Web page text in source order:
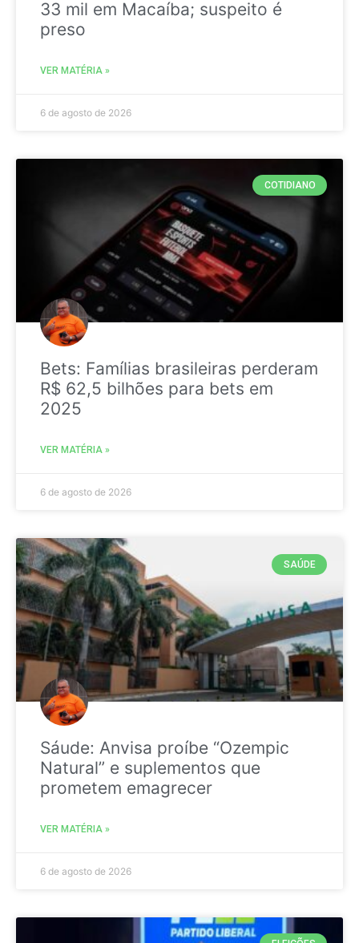
33 mil em Macaíba; suspeito é
preso
VER MATÉRIA »
6 de agosto de 2026
COTIDIANO
Bets: Famílias brasileiras perderam
R$ 62,5 bilhões para bets em
2025
VER MATÉRIA »
6 de agosto de 2026
SAÚDE
Sáude: Anvisa proíbe “Ozempic
Natural” e suplementos que
prometem emagrecer
VER MATÉRIA »
6 de agosto de 2026